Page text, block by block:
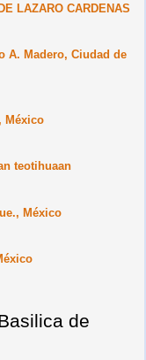
LAZARO CARDENAS
A. Madero, Ciudad de
México
teotihuaan
México
de